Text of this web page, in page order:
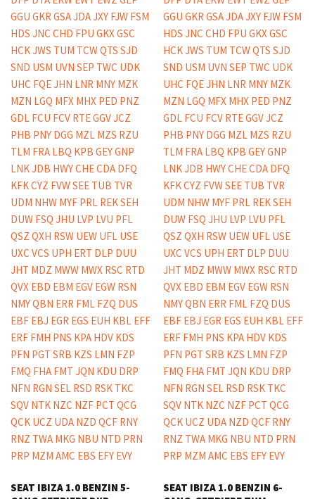
SEAT IBIZA 1.0 BENZIN 5-
SEAT IBIZA 1.0 BENZIN 6-